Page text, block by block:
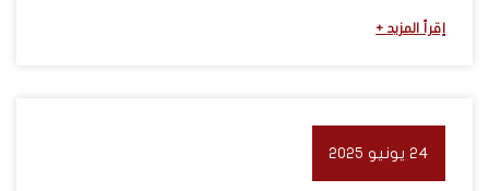
إقرأ المزيد +
24 يونيو 2025